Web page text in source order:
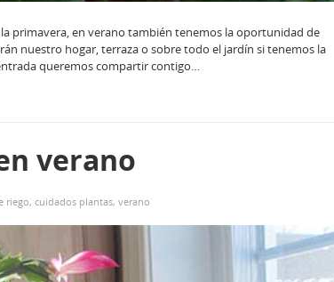
primavera, en verano también tenemos la oportunidad de
nuestro hogar, terraza o sobre todo el jardín si tenemos la
queremos compartir contigo…
verano
riego, cuidados plantas, verano